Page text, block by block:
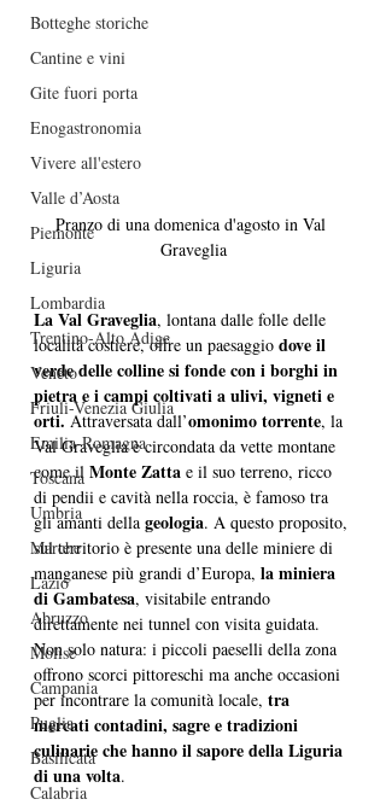
Botteghe storiche
Cantine e vini
Gite fuori porta
Enogastronomia
Vivere all'estero
Valle d’Aosta
Piemonte
Liguria
Lombardia
Trentino-Alto Adige
Veneto
Friuli-Venezia Giulia
Emilia-Romagna
Toscana
Umbria
Marche
Lazio
Abruzzo
Molise
Campania
Puglia
Basilicata
Calabria
Pranzo di una domenica d'agosto in Val
Graveglia
La Val Graveglia, lontana dalle folle delle
località costiere, offre un paesaggio dove il
verde delle colline si fonde con i borghi in
pietra e i campi coltivati a ulivi, vigneti e
orti. Attraversata dall’omonimo torrente, la
Val Graveglia è circondata da vette montane
come il Monte Zatta e il suo terreno, ricco
di pendii e cavità nella roccia, è famoso tra
gli amanti della geologia. A questo proposito,
sul territorio è presente una delle miniere di
manganese più grandi d’Europa, la miniera
di Gambatesa, visitabile entrando
direttamente nei tunnel con visita guidata.
Non solo natura: i piccoli paeselli della zona
offrono scorci pittoreschi ma anche occasioni
per incontrare la comunità locale, tra
mercati contadini, sagre e tradizioni
culinarie che hanno il sapore della Liguria
di una volta.